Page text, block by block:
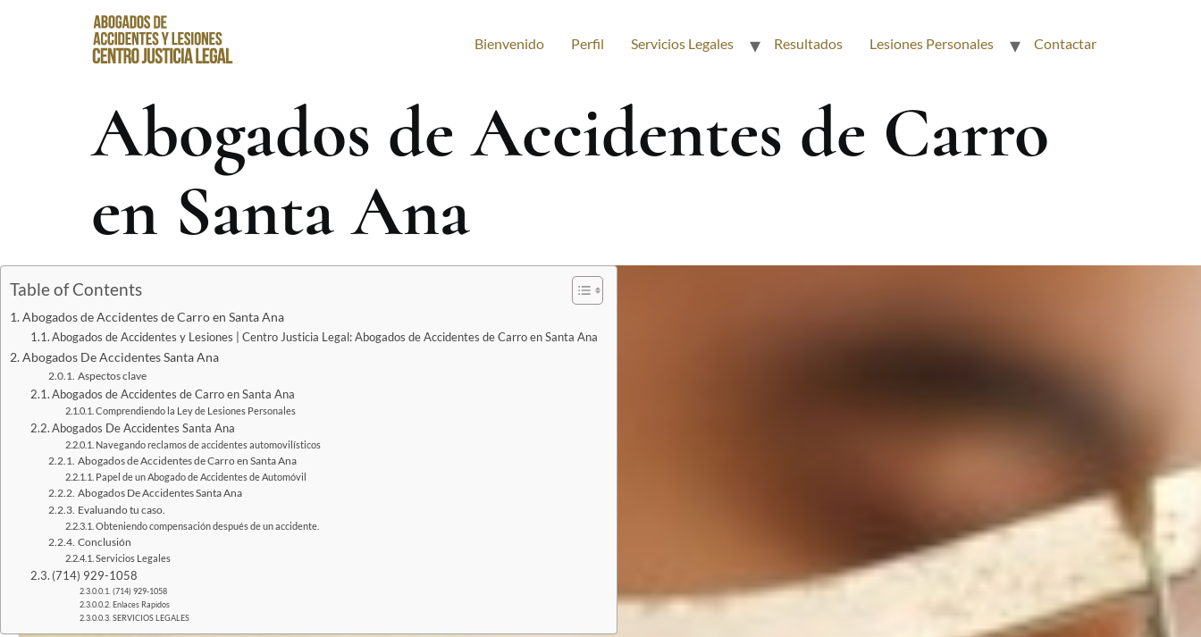
Bienvenido Perfil Servicios Legales Resultados Lesiones Personales Contactar
Abogados de Accidentes de Carro
en Santa Ana
Table of Contents
Abogados de Accidentes de Carro en Santa Ana
Abogados de Accidentes y Lesiones | Centro Justicia Legal: Abogados de Accidentes de Carro en Santa Ana
Abogados De Accidentes Santa Ana
Aspectos clave
Abogados de Accidentes de Carro en Santa Ana​
Comprendiendo la Ley de Lesiones Personales
Abogados De Accidentes Santa Ana
Navegando reclamos de accidentes automovilísticos
Abogados de Accidentes de Carro en Santa Ana
Papel de un Abogado de Accidentes de Automóvil
Abogados De Accidentes Santa Ana
Evaluando tu caso.
Obteniendo compensación después de un accidente.
Conclusión
Servicios Legales
(714) 929-1058
(714) 929-1058
Enlaces Rapidos
SERVICIOS LEGALES